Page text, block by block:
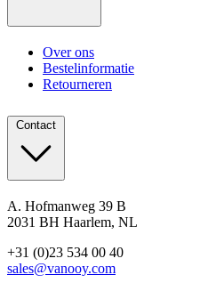
Over ons
Bestelinformatie
Retourneren
Contact
A. Hofmanweg 39 B
2031 BH Haarlem, NL
+31 (0)23 534 00 40
sales@vanooy.com